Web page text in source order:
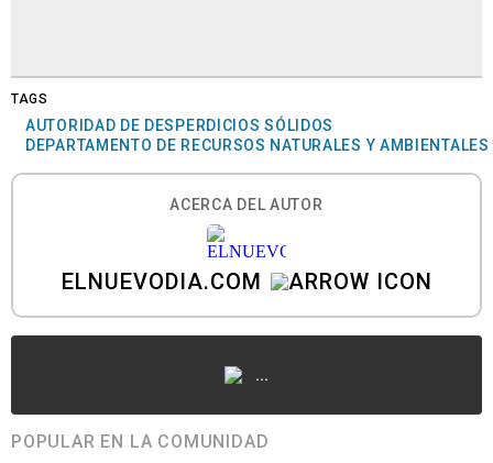
TAGS
AUTORIDAD DE DESPERDICIOS SÓLIDOS
DEPARTAMENTO DE RECURSOS NATURALES Y AMBIENTALES
ACERCA DEL AUTOR
ELNUEVODIA.COM
...
POPULAR EN LA COMUNIDAD